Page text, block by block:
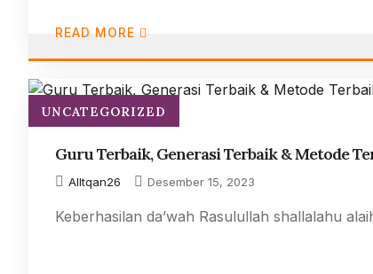
READ MORE
UNCATEGORIZED
Guru Terbaik, Generasi Terbaik & Metode
AlItqan26 Desember 15, 2023
Keberhasilan da’wah Rasulullah shallalahu